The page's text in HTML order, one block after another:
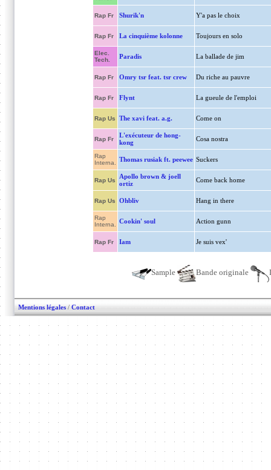
Rap Fr Shurik'n Y'a pas le choix
Rap Fr La cinquième kolonne Toujours en solo
Elec.
Tech.
Paradis La ballade de jim
Rap Fr Omry tsr feat. tsr crew Du riche au pauvre
Rap Fr Flynt La gueule de l'emploi
Rap Us The xavi feat. a.g. Come on
Rap Fr
L'exécuteur de hong-
kong
Cosa nostra
Rap
Interna.
Thomas rusiak ft. peewee Suckers
Rap Us
Apollo brown & joell
ortiz
Come back home
Rap Us Ohbliv Hang in there
Rap
Interna.
Cookin' soul Action gunn
Rap Fr Iam Je suis vex'
Sample Bande originale
Mentions légales / Contact